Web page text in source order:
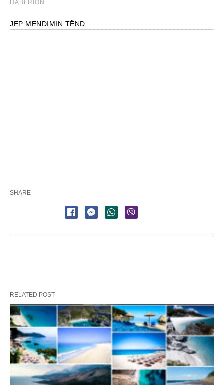
JEP MENDIMIN TËND
SHARE
RELATED POST